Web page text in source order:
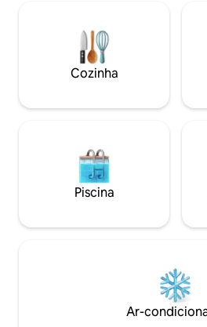
normal, Wi-Fi, fogão a lenha,
21h às 7h. Não é permitido som
amplificado ao ar livre. Animais de
Licença TOT nº 1258N
Cozinha
Piscina
Ar-